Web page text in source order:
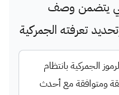
يتضمن وصف
تعرفته الجمركية
الجمركية بانتظام
ومتوافقة مع أحدث